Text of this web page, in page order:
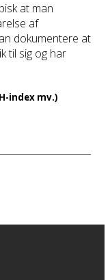
at man
af
dokumentere at
til sig og har
index mv.)